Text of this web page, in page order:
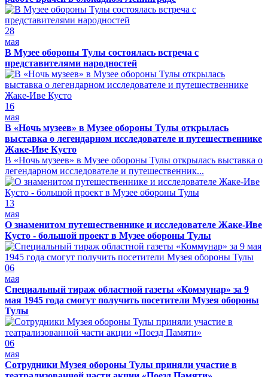
28
мая
В Музее обороны Тулы состоялась встреча с
представителями народностей
16
мая
В «Ночь музеев» в Музее обороны Тулы открылась
выставка о легендарном исследователе и путешественнике
Жаке-Иве Кусто
В «Ночь музеев» в Музее обороны Тулы открылась выставка о
легендарном исследователе и путешественник...
13
мая
О знаменитом путешественнике и исследователе Жаке-Иве
Кусто - большой проект в Музее обороны Тулы
06
мая
Специальный тираж областной газеты «Коммунар» за 9
мая 1945 года смогут получить посетители Музея обороны
Тулы
06
мая
Сотрудники Музея обороны Тулы приняли участие в